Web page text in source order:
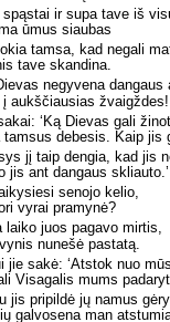
spąstai ir supa tave iš
ūmus siaubas
tamsa, kad negali
tave skandina.
negyvena dangaus
į aukščiausias
‘Ką Dievas gali
tamsus debesis. Kaip jis
jį taip dengia, kad jis
jis ant dangaus skliauto.’
senojo kelio,
vyrai pramynė?
laiko juos pagavo mirtis,
nunešė pastatą.
jie sakė: ‘Atstok nuo
Visagalis mums
jis pripildė jų namus
galvosena man